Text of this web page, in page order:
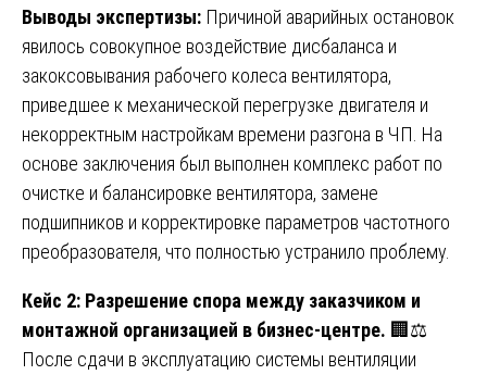
Выводы экспертизы: Причиной аварийных остановок
явилось совокупное воздействие дисбаланса и
закоксовывания рабочего колеса вентилятора,
приведшее к механической перегрузке двигателя и
некорректным настройкам времени разгона в ЧП. На
основе заключения был выполнен комплекс работ по
очистке и балансировке вентилятора, замене
подшипников и корректировке параметров частотного
преобразователя, что полностью устранило проблему.
Кейс 2: Разрешение спора между заказчиком и
монтажной организацией в бизнес-центре. 🏢⚖️
После сдачи в эксплуатацию системы вентиляции